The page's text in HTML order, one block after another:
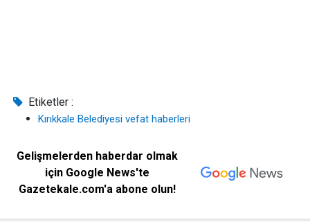
Etiketler :
Kırıkkale Belediyesi vefat haberleri
Gelişmelerden haberdar olmak
için Google News'te
Gazetekale.com'a abone olun!